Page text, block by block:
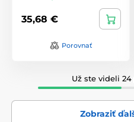
35,68 €
Porovnať
Už ste videli
Zobraziť